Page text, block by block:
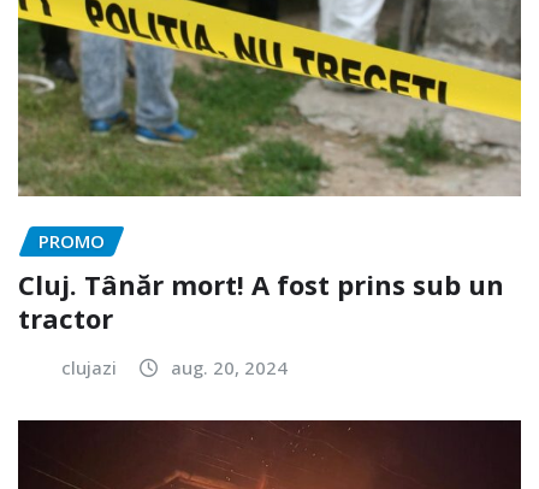
PROMO
Cluj. Tânăr mort! A fost prins sub un
tractor
clujazi aug. 20, 2024